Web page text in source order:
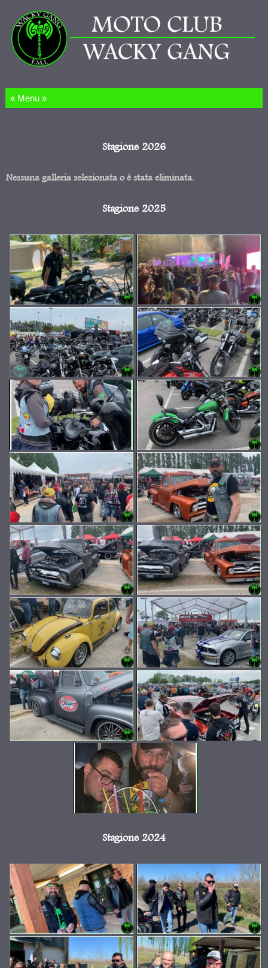
Salta al contenuto
Stagione 2026
Nessuna galleria selezionata o è stata eliminata.
Stagione 2025
Stagione 2024